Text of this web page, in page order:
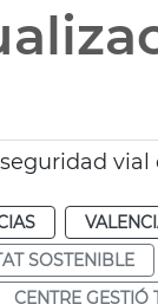
vial
SOSTENIBLE
CENTRE GESTIÓ